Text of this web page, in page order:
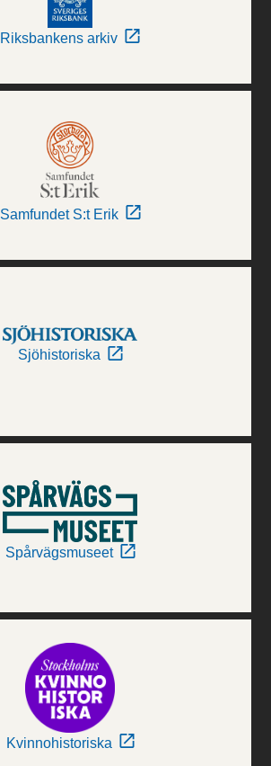
Riksbankens arkiv
Samfundet S:t Erik
Sjöhistoriska
Spårvägsmuseet
Kvinnohistoriska